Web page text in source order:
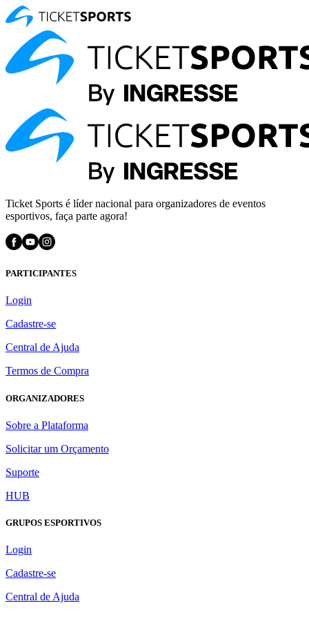
Ticket Sports é líder nacional para organizadores de eventos
esportivos, faça parte agora!
PARTICIPANTES
Login
Cadastre-se
Central de Ajuda
Termos de Compra
ORGANIZADORES
Sobre a Plataforma
Solicitar um Orçamento
Suporte
HUB
GRUPOS ESPORTIVOS
Login
Cadastre-se
Central de Ajuda